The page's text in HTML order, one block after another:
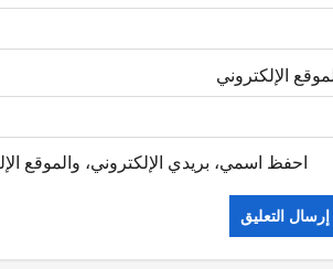
الإلكتروني
احفظ اسمي، بريدي الإلكتروني، والموقع